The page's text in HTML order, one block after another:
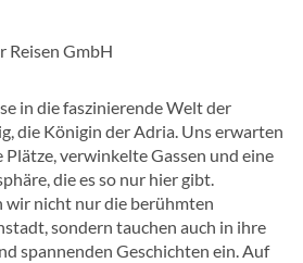
Reisen GmbH
in die faszinierende Welt der
die Königin der Adria. Uns erwarten
verwinkelte Gassen und eine
die es so nur hier gibt.
wir nicht nur die berühmten
sondern tauchen auch in ihre
spannenden Geschichten ein. Auf